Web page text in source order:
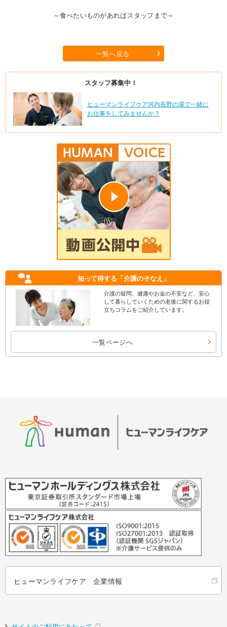
～食べたいものがあればスタッフまで～
一覧へ戻る
スタッフ募集中！
ヒューマンライフケア河内長野の湯で一緒に
お仕事をしてみませんか？
知って得する 「介護のそなえ」
介護の疑問、健康やお金の不安など、安心
して暮らしていくための老後に関するお役
立ちコラムをご紹介しています。
一覧ページへ
ヒューマンライフケア 企業情報